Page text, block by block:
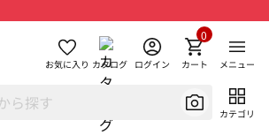
お気に入り カタログ ログイン カート
0
メニュー
カテゴリ